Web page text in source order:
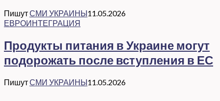
ПишутСМИ УКРАИНЫ11.05.2026
ЕВРОИНТЕГРАЦИЯ
Продукты питания в Украине могут
подорожать после вступления в ЕС
ПишутСМИ УКРАИНЫ11.05.2026